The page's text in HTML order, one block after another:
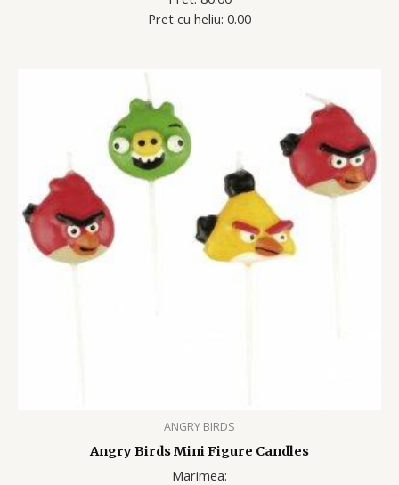
Pret cu heliu: 0.00
ANGRY BIRDS
Angry Birds Mini Figure Candles
Marimea: